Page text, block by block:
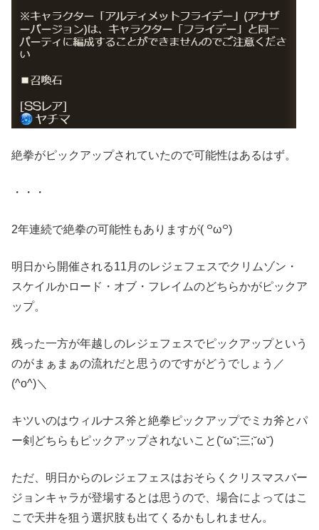
絶拳がピックアップされていたので可能性はあるはず。
・・・
2年連続で絶拳の可能性もありますが( ꒪ω꒪)
明日から開催される11月のレジェフェスでクリムゾン・
スケイルかロード・オブ・フレイムのどちらかがピックア
ップ。
残った一方が年越しのレジェフェスでピックアップという
のがまぁまぁの流れだと思うのですがどうでしょう／
(^o^)＼
キツいのはウィルナス斧と絶拳ピックアップでミカ斧とパ
ー剣どちらもピックアップされないこと(˘ω˘;三;˘ω˘)
ただ、明日からのレジェフェスはおそらくクリスマスバー
ジョンキャラが登場するとは思うので、場合によってはこ
こで天井を狙う選択肢も出てくるかもしれません。